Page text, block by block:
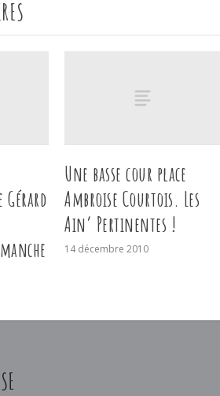
Une basse cour place
Ambroise Courtois. Les
Ain’ Pertinentes !
14 décembre 2010